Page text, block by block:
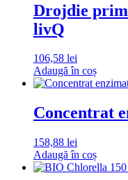
Drojdie
livQ
106,58 lei
Adaugă în coș
Concentrat
158,88 lei
Adaugă în coș